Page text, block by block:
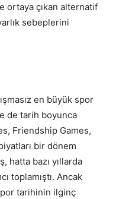
ortaya çıkan alternatif
sebeplerini
en büyük spor
de tarih boyunca
Friendship Games,
bir dönem
hatta bazı yıllarda
toplamıştı. Ancak
tarihinin ilginç